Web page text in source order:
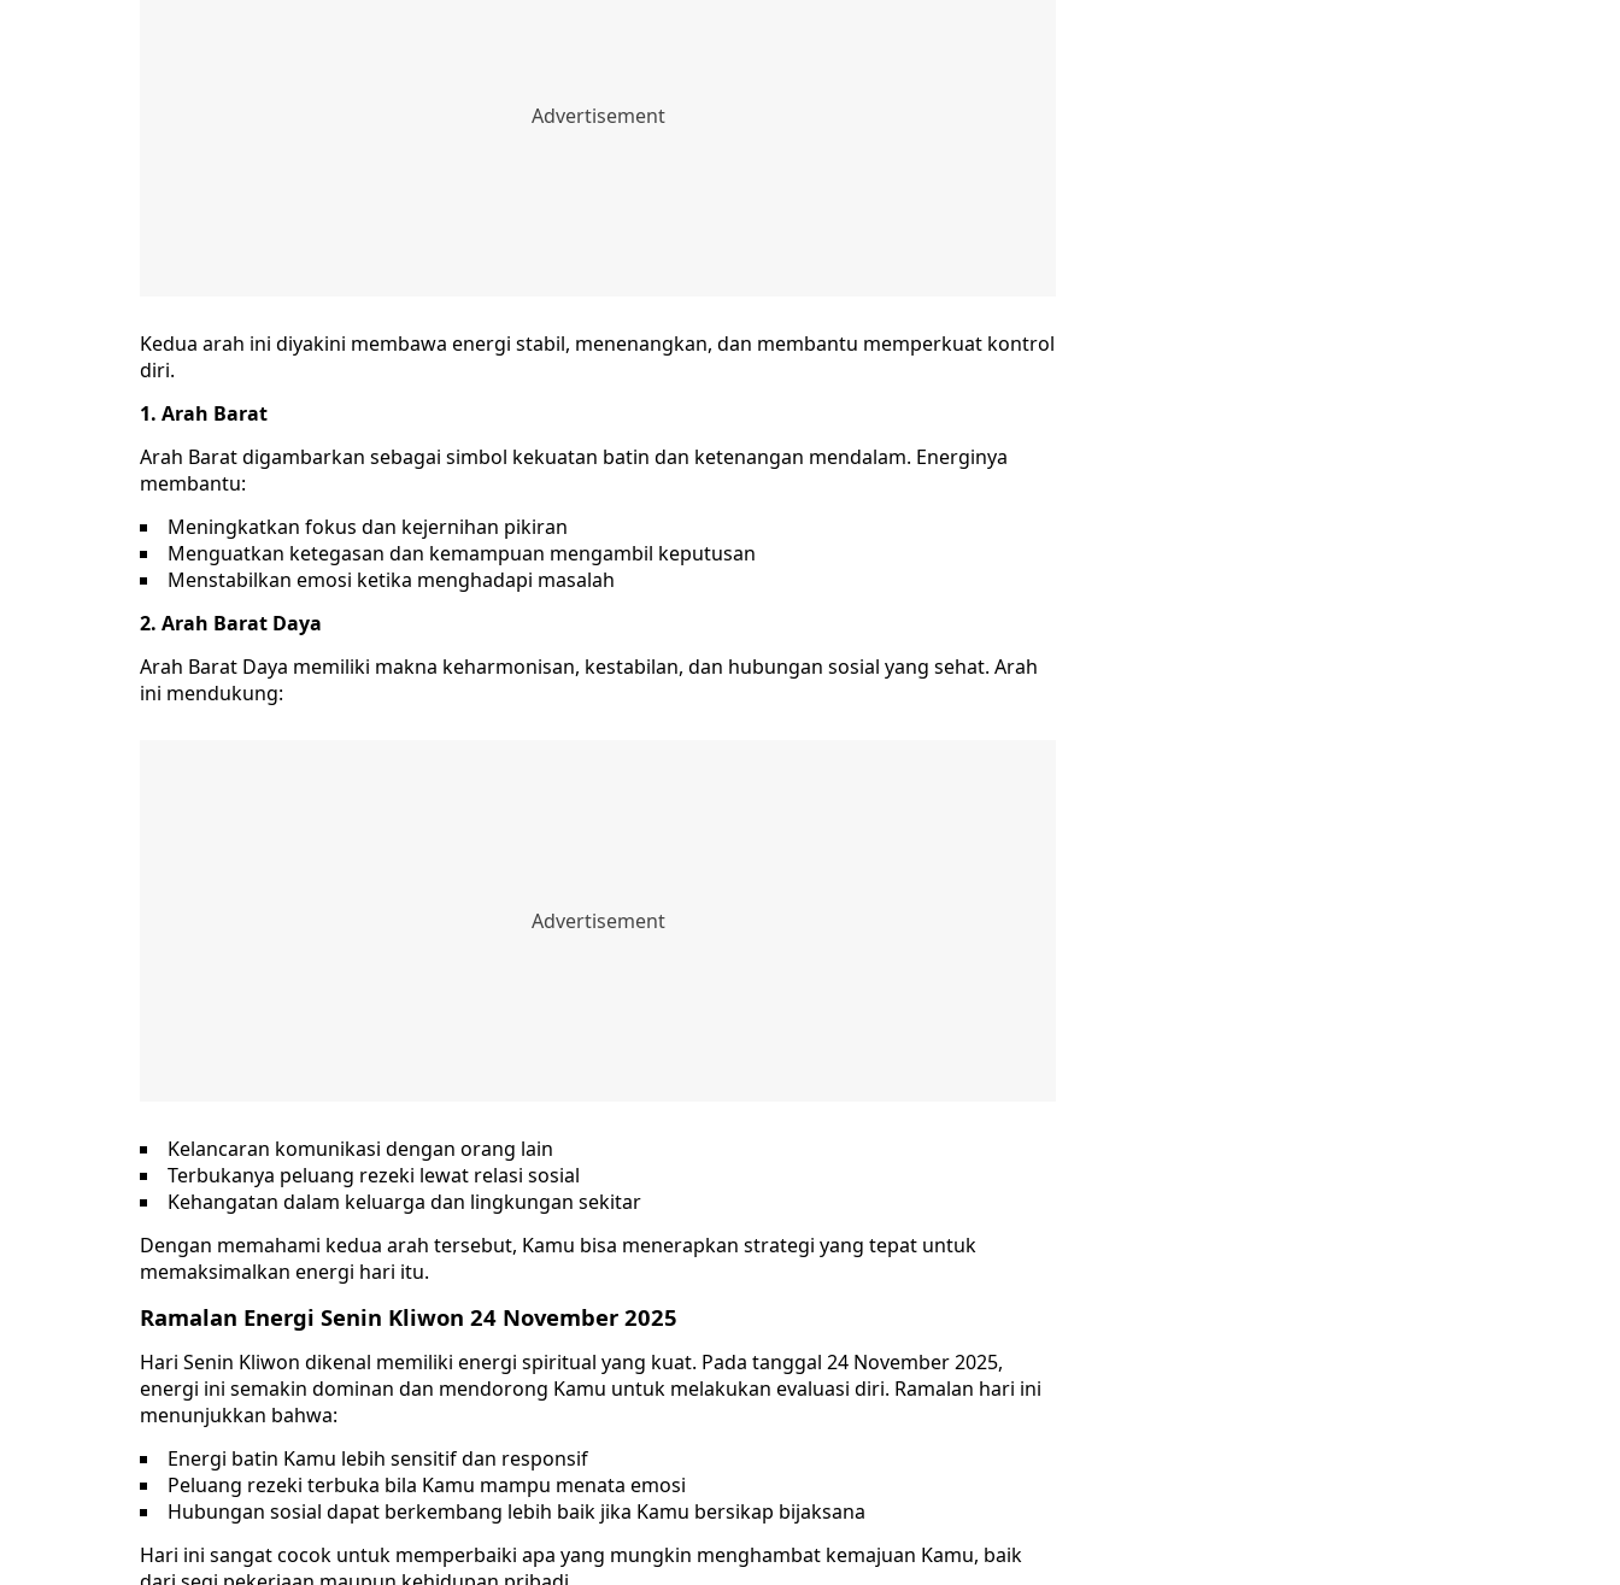
Kedua arah ini diyakini membawa energi stabil, menenangkan, dan membantu memperkuat kontrol
diri.
1. Arah Barat
Arah Barat digambarkan sebagai simbol kekuatan batin dan ketenangan mendalam. Energinya
membantu:
Meningkatkan fokus dan kejernihan pikiran
Menguatkan ketegasan dan kemampuan mengambil keputusan
Menstabilkan emosi ketika menghadapi masalah
2. Arah Barat Daya
Arah Barat Daya memiliki makna keharmonisan, kestabilan, dan hubungan sosial yang sehat. Arah
ini mendukung:
Kelancaran komunikasi dengan orang lain
Terbukanya peluang rezeki lewat relasi sosial
Kehangatan dalam keluarga dan lingkungan sekitar
Dengan memahami kedua arah tersebut, Kamu bisa menerapkan strategi yang tepat untuk
memaksimalkan energi hari itu.
Ramalan Energi Senin Kliwon 24 November 2025
Hari Senin Kliwon dikenal memiliki energi spiritual yang kuat. Pada tanggal 24 November 2025,
energi ini semakin dominan dan mendorong Kamu untuk melakukan evaluasi diri. Ramalan hari ini
menunjukkan bahwa:
Energi batin Kamu lebih sensitif dan responsif
Peluang rezeki terbuka bila Kamu mampu menata emosi
Hubungan sosial dapat berkembang lebih baik jika Kamu bersikap bijaksana
Hari ini sangat cocok untuk memperbaiki apa yang mungkin menghambat kemajuan Kamu, baik